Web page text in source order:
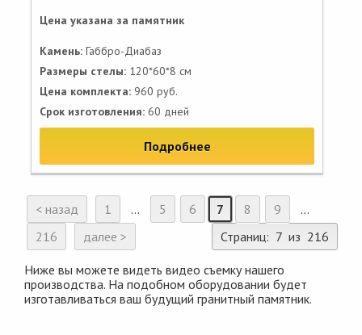
Цена указана за памятник
Камень: Габбро-Диабаз
Размеры стелы: 120*60*8 см
Цена комплекта: 960 руб.
Срок изготовления: 60 дней
Подробнее
< назад 1 ... 5 6 7 8 9
...
216
далее > Страниц: 7 из 216
Ниже вы можете видеть видео съемку нашего
производства. На подобном оборудовании будет
изготавливаться ваш будущий гранитный памятник.